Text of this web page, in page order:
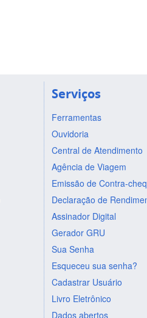
Serviços
Ferramentas
Ouvidoria
Central de Atendimento
Agência de Viagem
Emissão de Contra-
Declaração de
Assinador Digital
Gerador GRU
Sua Senha
Esqueceu sua senha?
Cadastrar Usuário
Livro Eletrônico
Dados abertos